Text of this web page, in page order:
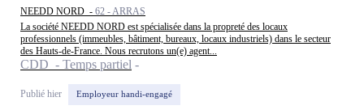
NEEDD NORD - 62 - ARRAS
La société NEEDD NORD est spécialisée dans la propreté des locaux
professionnels (immeubles, bâtiment, bureaux, locaux industriels) dans le secteur
des Hauts-de-France. Nous recrutons un(e) agent...
CDD - Temps partiel
Publié hier Employeur handi-engagé